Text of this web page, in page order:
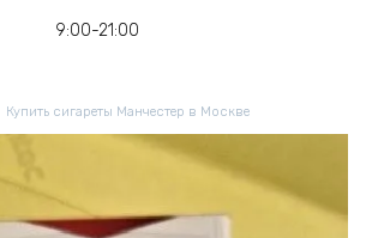
9:00-21:00
Купить сигареты Манчестер в Москве